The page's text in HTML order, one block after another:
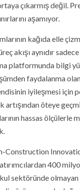
çıkarmış değil.
aşamıyor.
kağıda elle
akışı aynıdır
platformunda bilgi
faydalanma
iyileşmesi
artışından öteye
hassas
Construction
400
sektöründe